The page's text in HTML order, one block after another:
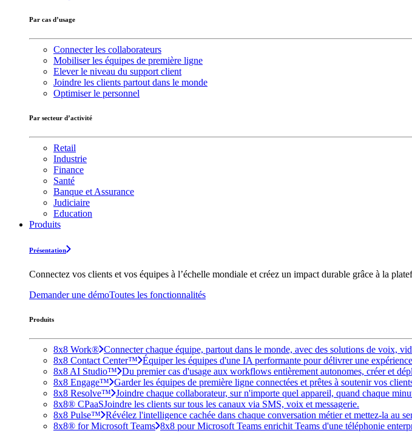
Par cas d’usage
Connecter les collaborateurs
Mobiliser les équipes de première ligne
Elever le niveau du support client
Joindre les clients partout dans le monde
Optimiser le personnel
Par secteur d’activité
Retail
Industrie
Finance
Santé
Banque et Assurance
Judiciaire
Education
Produits
Présentation
Connectez vos clients et vos équipes à l’échelle mondiale et créez un impact durable grâce à la
Demander une démoToutes les fonctionnalités
Produits
8x8 Work® Connecter chaque équipe, partout dans le monde, avec des solutions de voix,
8x8 Contact Center™ Équiper les équipes d'une IA performante pour délivrer une
8x8 AI Studio™ Du premier cas d'usage aux workflows entièrement autonomes, créer et
8x8 Engage™ Garder les équipes de première ligne connectées et prêtes à soutenir vos
8x8 Resolve™ Joindre chaque collaborateur, sur n'importe quel appareil, quand chaque
8x8® CPaaSJoindre les clients sur tous les canaux via SMS, voix et messagerie.
8x8 Pulse™ Révélez l'intelligence cachée dans chaque conversation métier et mettez-la au
8x8® for Microsoft Teams 8x8 pour Microsoft Teams enrichit Teams d'une téléphonie